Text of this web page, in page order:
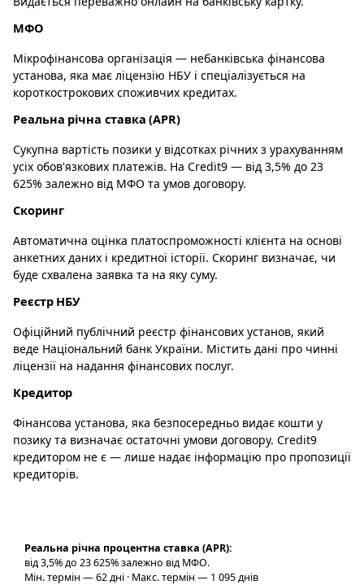
МФО
Мікрофінансова організація — небанківська фінансова
установа, яка має ліцензію НБУ і спеціалізується на
короткострокових споживчих кредитах.
Реальна річна ставка (APR)
Сукупна вартість позики у відсотках річних з урахуванням
усіх обов'язкових платежів. На Credit9 — від 3,5% до 23
625% залежно від МФО та умов договору.
Скоринг
Автоматична оцінка платоспроможності клієнта на основі
анкетних даних і кредитної історії. Скоринг визначає, чи
буде схвалена заявка та на яку суму.
Реєстр НБУ
Офіційний публічний реєстр фінансових установ, який
веде Національний банк України. Містить дані про чинні
ліцензії на надання фінансових послуг.
Кредитор
Фінансова установа, яка безпосередньо видає кошти у
позику та визначає остаточні умови договору. Credit9
кредитором не є — лише надає інформацію про пропозиції
кредиторів.
Реальна річна процентна ставка (APR):
від 3,5% до 23 625% залежно від МФО.
Мін. термін — 62 дні · Макс. термін — 1 095 днів